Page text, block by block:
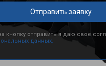
Отправить заявку
кнопку отправить я даю свое
данных.